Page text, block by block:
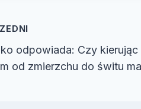
odpowiada: Czy kierując
od zmierzchu do świtu